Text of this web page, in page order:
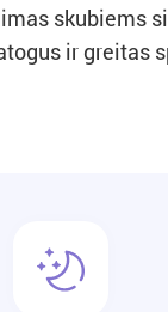
skubiems
ir greitas